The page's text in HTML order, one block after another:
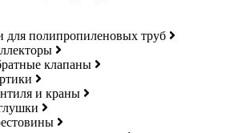
для полипропиленовых труб
клапаны
и краны